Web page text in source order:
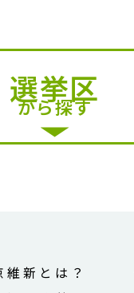
選挙区
から探す
維新とは？